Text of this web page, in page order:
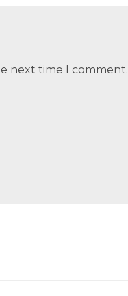
next time I comment.